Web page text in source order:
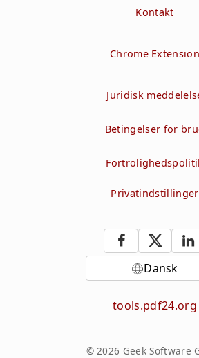
Kontakt
Chrome Extension
Juridisk
Betingelser for
Privatindstillinger
Dansk
tools.pdf24.org
© 2026 Geek Software